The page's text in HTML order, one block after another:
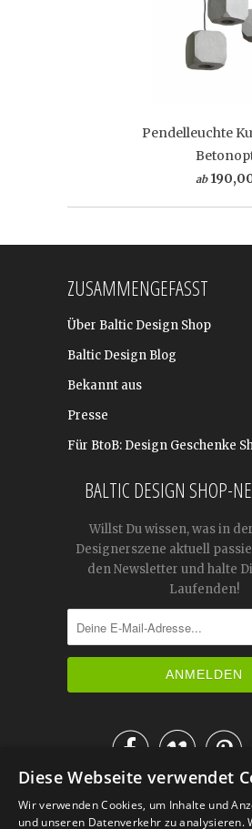
Pendelleuchte
ab
ZUSAMMENGEFASST
Über Baltic Design Shop
Baltic Design Blog
Bekannt aus
Presse
Für BtoB: Design Geschenke
BALTIC DESIGN SHOP-
Willst Du wissen, was in
Designerszene aktuell
den Newsletter und halte
Laufenden!

IM KATALOG BLÄTTERN
Diese Webseite verwendet
Wir verwenden Cookies, um Inhalte und
und unseren Datenverkehr zu analysieren.